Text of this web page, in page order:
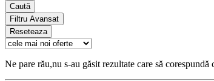
Caută
Filtru Avansat
Reseteaza
Ne pare rău,nu s-au găsit rezultate care să